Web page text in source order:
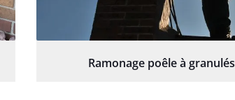
Ramonage poêle à granulés